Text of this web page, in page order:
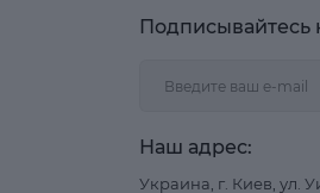
Подписывайтесь
Наш адрес:
Украина, г. Киев, ул.